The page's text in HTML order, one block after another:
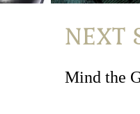
NEXT
Mind the